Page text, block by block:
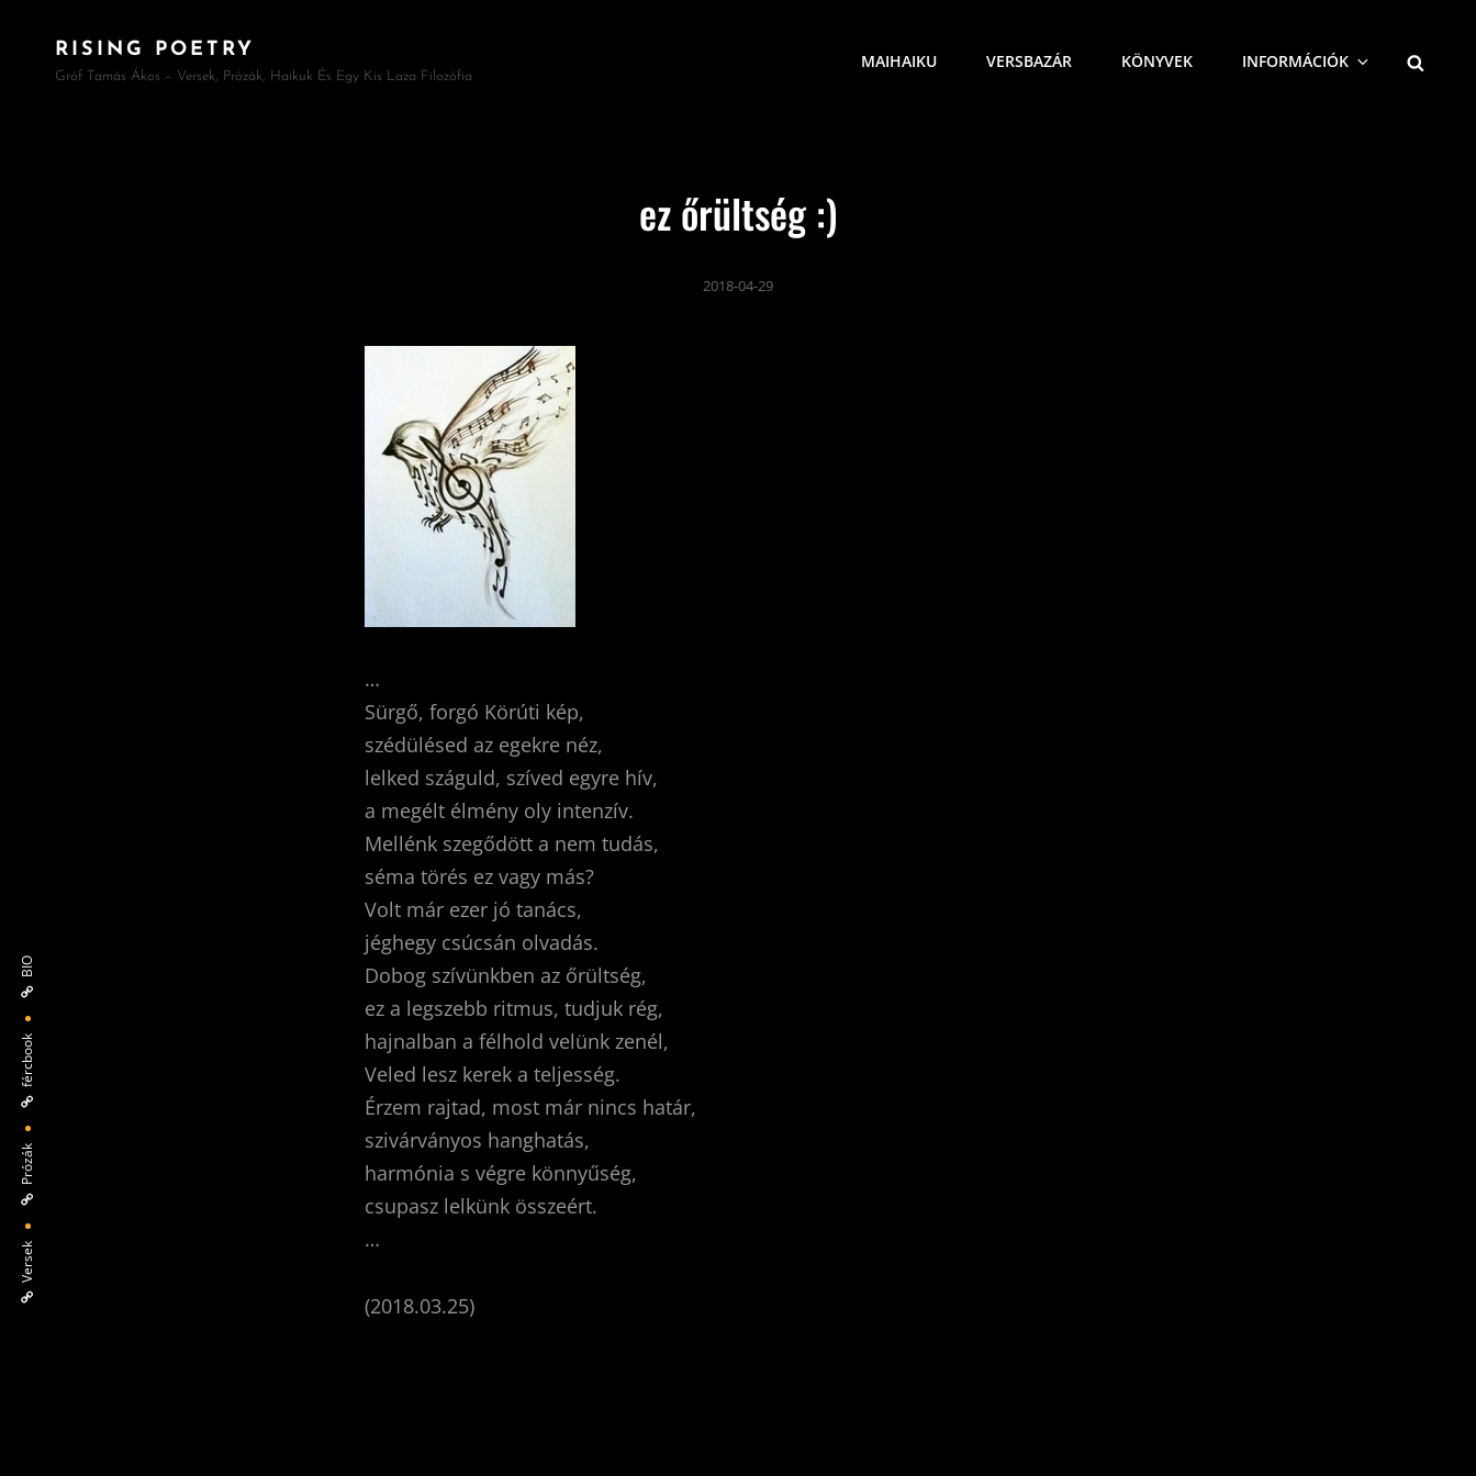
RISING POETRY
Gróf Tamás Ákos – Versek, Prózák, Haikuk És Egy Kis Laza Filozófia
MAIHAIKU VERSBAZÁR KÖNYVEK INFORMÁCIÓK
Versek
Prózák
fércbook
BIO
ez őrültség :)
2018-04-29
…
Sürgő, forgó Körúti kép,
szédülésed az egekre néz,
lelked száguld, szíved egyre hív,
a megélt élmény oly intenzív.
Mellénk szegődött a nem tudás,
séma törés ez vagy más?
Volt már ezer jó tanács,
jéghegy csúcsán olvadás.
Dobog szívünkben az őrültség,
ez a legszebb ritmus, tudjuk rég,
hajnalban a félhold velünk zenél,
Veled lesz kerek a teljesség.
Érzem rajtad, most már nincs határ,
szivárványos hanghatás,
harmónia s végre könnyűség,
csupasz lelkünk összeért.
…
(2018.03.25)